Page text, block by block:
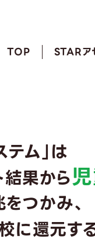
TOP STARア
ム」は
果から
つかみ、
に還元す